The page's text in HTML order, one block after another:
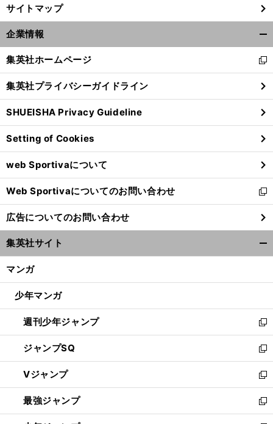
サイトマップ
企業情報
閉
る
集英社ホームページ
新
し
い
ウ
ィ
ン
ド
ウ
で
開
く
集英社プライバシーガイドライン
SHUEISHA Privacy Guideline
Setting of Cookies
web Sportivaについて
Web Sportivaについてのお問い合わせ
新
し
い
ウ
ィ
ン
ウ
開
く
広告についてのお問い合わせ
集英社サイト
マンガ
少年マンガ
週刊少年ジャンプ
新
し
い
ウ
ィ
ン
ド
ウ
ジャンプSQ
新
し
い
ウ
ィ
ン
Vジャンプ
新
し
い
ウ
最強ジャンプ
新
し